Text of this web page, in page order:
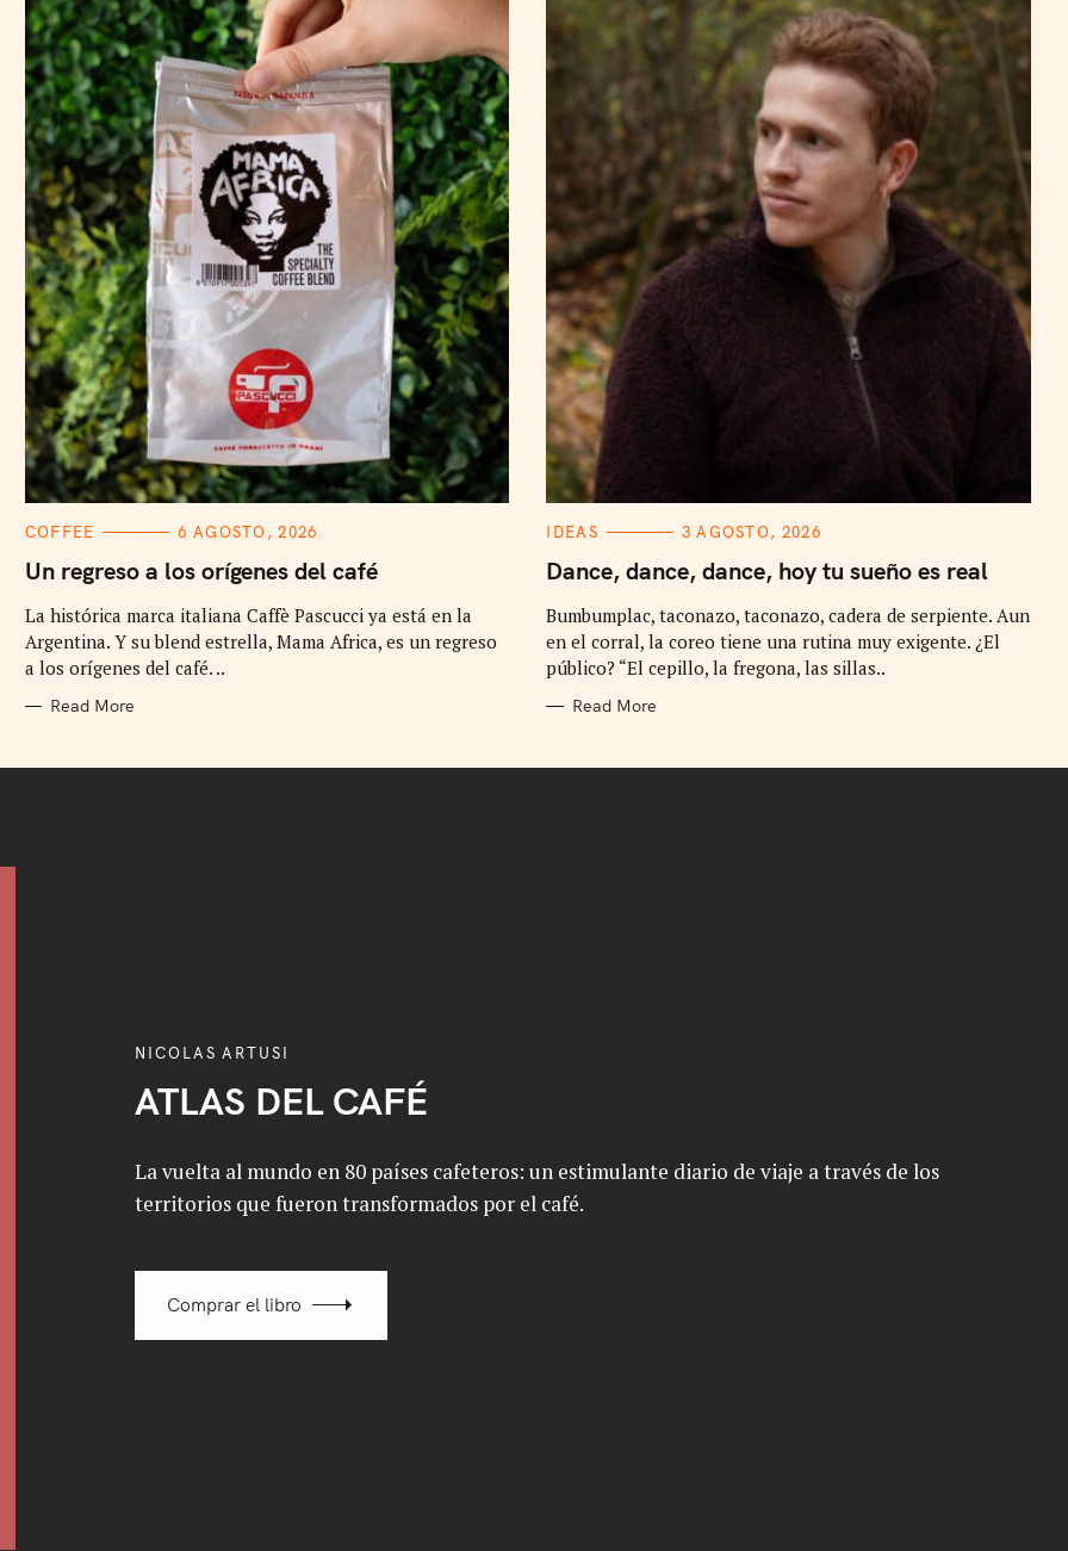
C
T
E
O
I
E
S
COFFEE 6 AGOSTO, 2026
Un regreso a los orígenes del café
La histórica marca italiana Caffè Pascucci ya está en la
Argentina. Y su blend estrella, Mama Africa, es un regreso
a los orígenes del café. ..
Read More
C
T
E
O
I
E
S
IDEAS 3 AGOSTO, 2026
Dance, dance, dance, hoy tu sueño es real
Bumbumplac, taconazo, taconazo, cadera de serpiente. Aun
en el corral, la coreo tiene una rutina muy exigente. ¿El
público? “El cepillo, la fregona, las sillas..
Read More
NICOLAS ARTUSI
ATLAS DEL CAFÉ
La vuelta al mundo en 80 países cafeteros: un estimulante diario de viaje a través de los
territorios que fueron transformados por el café.
Comprar el libro